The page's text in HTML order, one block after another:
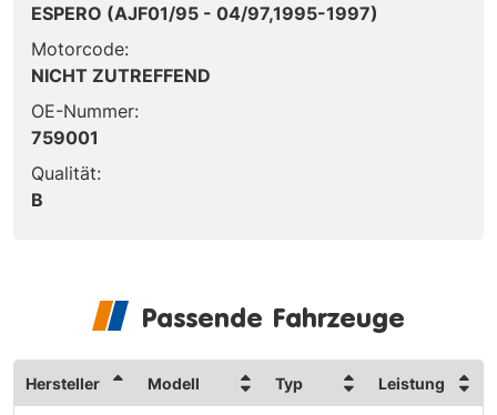
ESPERO (AJF01/95 - 04/97,1995-1997)
Motorcode:
NICHT ZUTREFFEND
OE-Nummer:
759001
Qualität:
B
Passende Fahrzeuge
Hersteller Modell Typ Leistung